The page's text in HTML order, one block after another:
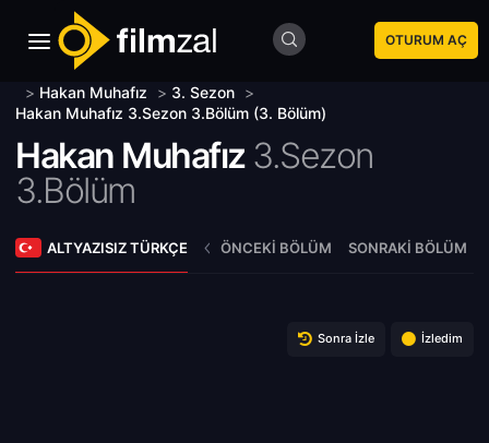
OTURUM AÇ
> Hakan Muhafız > 3. Sezon >
Hakan Muhafız 3.Sezon 3.Bölüm (3. Bölüm)
Hakan Muhafız 3.Sezon
3.Bölüm
ALTYAZISIZ TÜRKÇE ÖNCEKI BÖLÜM SONRAKI BÖLÜM
Sonra İzle İzledim